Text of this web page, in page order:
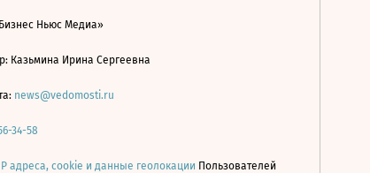
Ньюс Медиа»
Казьмина Ирина Сергеевна
news@vedomosti.ru
34-58
IP адреса, cookie и данные геолокации Пользователей